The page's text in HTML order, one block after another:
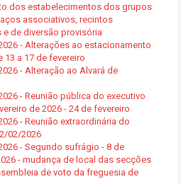
dos estabelecimentos dos grupos
associativos, recintos
de diversão provisória
- Alterações ao estacionamento
13 a 17 de fevereiro
- Alteração ao Alvará de
- Reunião pública do executivo
de 2026 - 24 de fevereiro
- Reunião extraordinária do
02/2026
- Segundo sufrágio - 8 de
- mudança de local das secções
de voto da freguesia de